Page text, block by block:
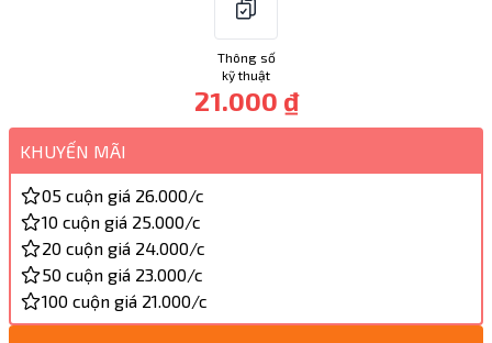
Thông số
kỹ thuật
21.000 ₫
KHUYẾN MÃI
05 cuộn giá 26.000/c
10 cuộn giá 25.000/c
20 cuộn giá 24.000/c
50 cuộn giá 23.000/c
100 cuộn giá 21.000/c